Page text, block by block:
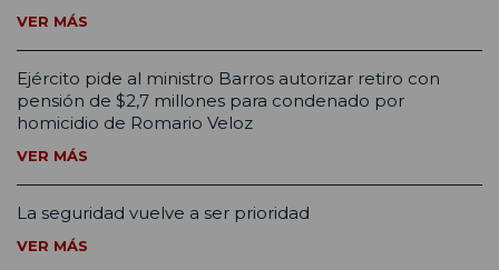
VER MÁS
Ejército pide al ministro Barros autorizar retiro con
pensión de $2,7 millones para condenado por
homicidio de Romario Veloz
VER MÁS
La seguridad vuelve a ser prioridad
VER MÁS